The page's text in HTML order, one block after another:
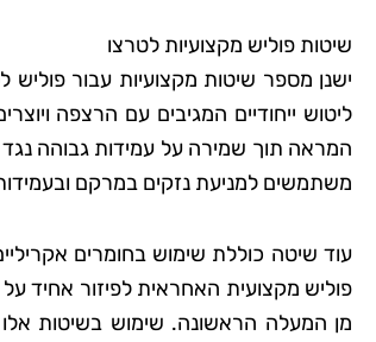
שיטות פוליש מקצועיות לטרצו
ישנן מספר שיטות מקצועיות עבור
ליטוש ייחודיים המגיבים עם הרצפה
המראה תוך שמירה על עמידות גבוהה
משתמשים למניעת נזקים במרקם
עוד שיטה כוללת שימוש בחומרים
פוליש מקצועית האחראית לפיזור אחיד
מן המעלה הראשונה. שימוש בשיטות אלו